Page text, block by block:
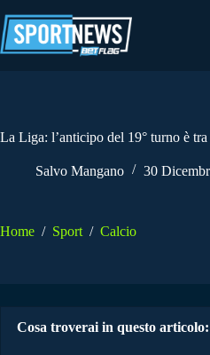
al
contenuto
La Liga: l’anticipo del 19° turno è
Salvo Mangano 30
Home / Sport / Calcio
Cosa troverai in questo articolo: